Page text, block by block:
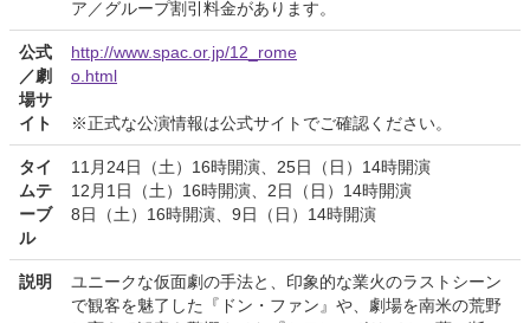
ア／グループ割引料金があります。
公式
／劇
場サ
イト
http://www.spac.or.jp/12_rome
o.html
※正式な公演情報は公式サイトでご確認ください。
タイ
ムテ
ーブ
ル
11月24日（土）16時開演、25日（日）14時開演
12月1日（土）16時開演、2日（日）14時開演
8日（土）16時開演、9日（日）14時開演
説明
ユニークな仮面劇の手法と、印象的な業火のラストシーン
で観客を魅了した『ドン・ファン』や、劇場を南米の荒野